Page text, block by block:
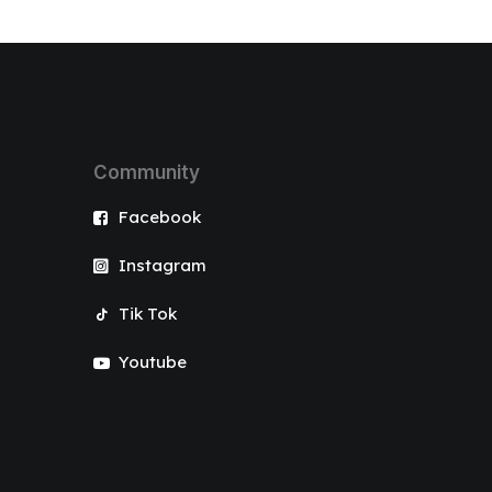
Community
Facebook
Instagram
Tik Tok
Youtube